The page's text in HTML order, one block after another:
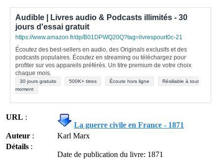
Audible | Livres audio & Podcasts illimités - 30
jours d'essai gratuit
https://www.amazon.fr/dp/B01DPWQ20Q?tag=livrespourt0c-21
Écoutez des best-sellers en audio, des Originals exclusifs et des
podcasts populaires. Écoutez en streaming ou téléchargez pour
profiter sur vos appareils préférés. Un titre premium de votre choix
chaque mois.
30 jours gratuits 500K+ titres Écoute hors ligne
Résiliable à tout
moment
URL :
La guerre civile en France - 1871
Auteur :
Karl Marx
Détails :
Date de publication du livre: 1871